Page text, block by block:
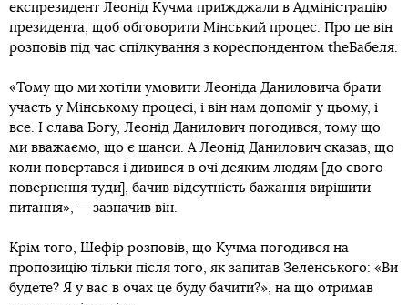
експрезидент Леонід Кучма приїжджали в Адміністрацію
президента, щоб обговорити Мінський процес. Про це він
розповів під час спілкування з кореспондентом theБабеля.
«Тому що ми хотіли умовити Леоніда Даниловича брати
участь у Мінському процесі, і він нам допоміг у цьому, і
все. І слава Богу, Леонід Данилович погодився, тому що
ми вважаємо, що є шанси. А Леонід Данилович сказав, що
коли повертався і дивився в очі деяким людям [до свого
повернення туди], бачив відсутність бажання вирішити
питання», — зазначив він.
Крім того, Шефір розповів, що Кучма погодився на
пропозицію тільки після того, як запитав Зеленського: «Ви
будете? Я у вас в очах це буду бачити?», на що отримав